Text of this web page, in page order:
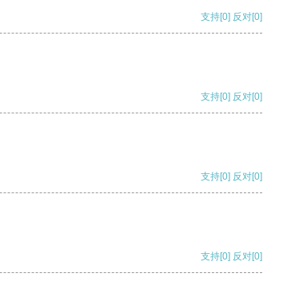
支持[0] 反对[0]
支持[0] 反对[0]
支持[0] 反对[0]
支持[0] 反对[0]